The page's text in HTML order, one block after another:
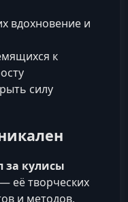
вдохновение и
к
силу
за кулисы
— её творческих
и методов,